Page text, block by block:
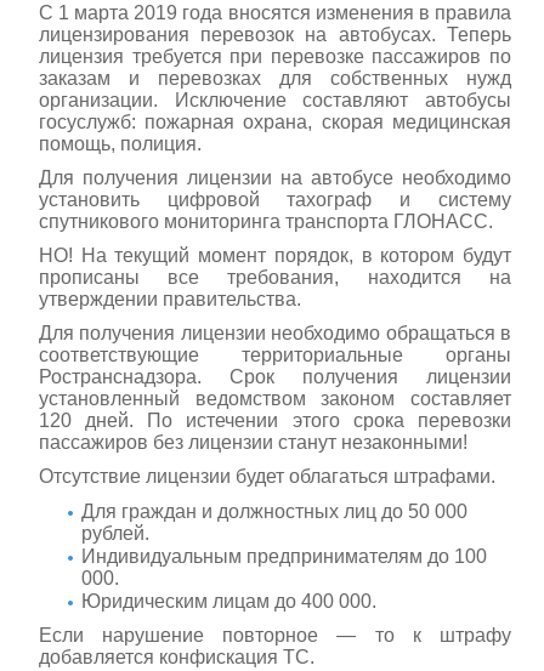
С 1 марта 2019 года вносятся изменения в правила
лицензирования перевозок на автобусах. Теперь
лицензия требуется при перевозке пассажиров по
заказам и перевозках для собственных нужд
организации. Исключение составляют автобусы
госуслужб: пожарная охрана, скорая медицинская
помощь, полиция.
Для получения лицензии на автобусе необходимо
установить цифровой тахограф и систему
спутникового мониторинга транспорта ГЛОНАСС.
НО! На текущий момент порядок, в котором будут
прописаны все требования, находится на
утверждении правительства.
Для получения лицензии необходимо обращаться в
соответствующие территориальные органы
Ространснадзора. Срок получения лицензии
установленный ведомством законом составляет
120 дней. По истечении этого срока перевозки
пассажиров без лицензии станут незаконными!
Отсутствие лицензии будет облагаться штрафами.
Для граждан и должностных лиц до 50 000
рублей.
Индивидуальным предпринимателям до 100
000.
Юридическим лицам до 400 000.
Если нарушение повторное — то к штрафу
добавляется конфискация ТС.